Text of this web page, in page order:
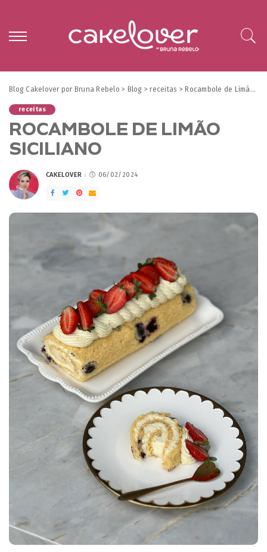
Blog Cakelover por Bruna Rebelo > Blog >receitas > Rocambole de Limão Siciliano
receitas
ROCAMBOLE DE LIMÃO
SICILIANO
POSTED
CAKELOVER 06/02/2024